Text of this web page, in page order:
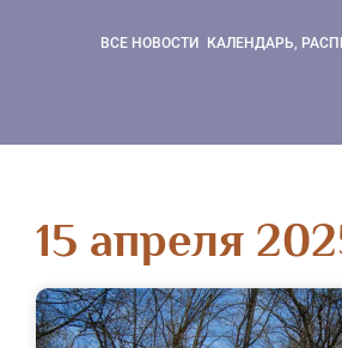
ВСЕ НОВОСТИ КАЛЕНДАРЬ,
15 апреля